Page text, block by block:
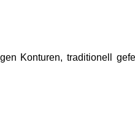
Konturen, traditionell